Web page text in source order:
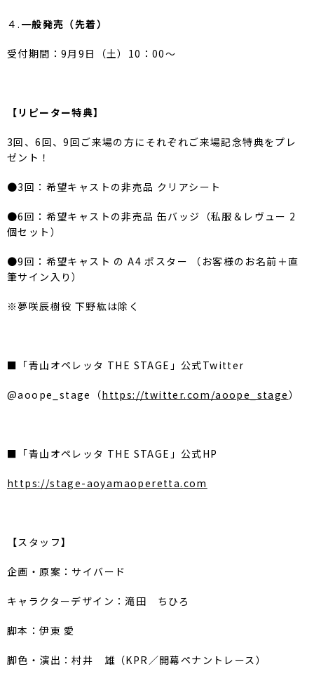
４. 一般発売（先着）
受付期間：9月9日（土）10：00～
【リピーター特典】
3回、6回、9回ご来場の方にそれぞれご来場記念特典をプレ
ゼント！
●3回：希望キャストの非売品 クリアシート
●6回：希望キャストの非売品 缶バッジ（私服＆レヴュー 2
個セット）
●9回：希望キャスト の A4 ポスター （お客様のお名前＋直
筆サイン入り）
※夢咲辰樹役 下野紘は除く
■「青山オペレッタ THE STAGE」公式Twitter
@aoope_stage（https://twitter.com/aoope_stage）
■「青山オペレッタ THE STAGE」公式HP
https://stage-aoyamaoperetta.com
【スタッフ】
企画・原案：サイバード
キャラクターデザイン：滝田 ちひろ
脚本：伊東 愛
脚色・演出：村井 雄（KPR／開幕ペナントレース）